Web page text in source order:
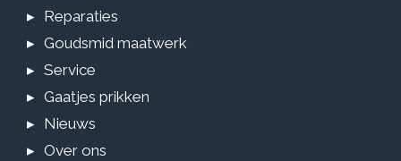
Reparaties
Goudsmid maatwerk
Service
Gaatjes prikken
Nieuws
Over ons